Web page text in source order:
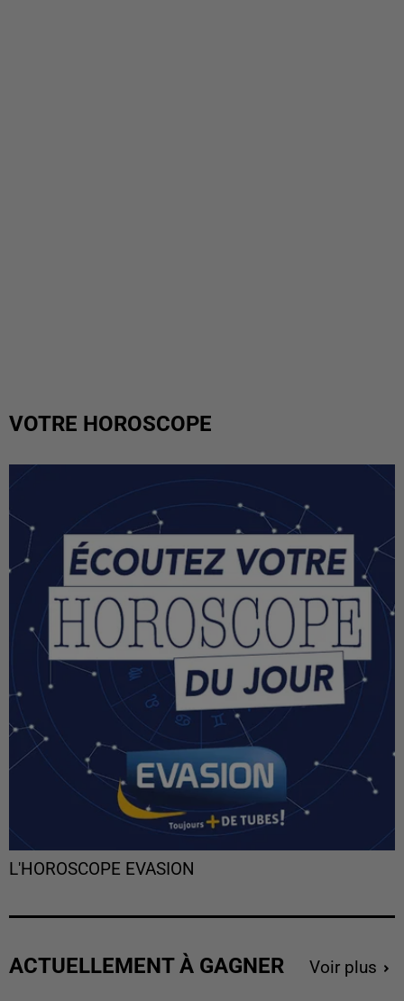
VOTRE HOROSCOPE
L'HOROSCOPE EVASION
ACTUELLEMENT À GAGNER Voir plus